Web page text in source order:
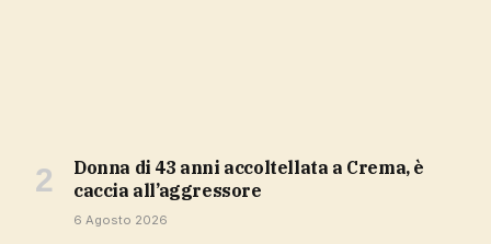
Donna di 43 anni accoltellata a Crema, è
caccia all’aggressore
6 Agosto 2026